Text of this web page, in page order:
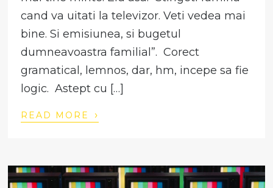
cand va uitati la televizor. Veti vedea mai
bine. Si emisiunea, si bugetul
dumneavoastra familial”. Corect
gramatical, lemnos, dar, hm, incepe sa fie
logic. Astept cu […]
READ MORE ›